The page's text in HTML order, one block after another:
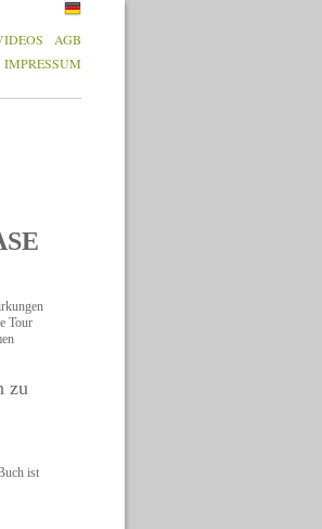
AGB
IMPRESSUM
Tour
zu
ist